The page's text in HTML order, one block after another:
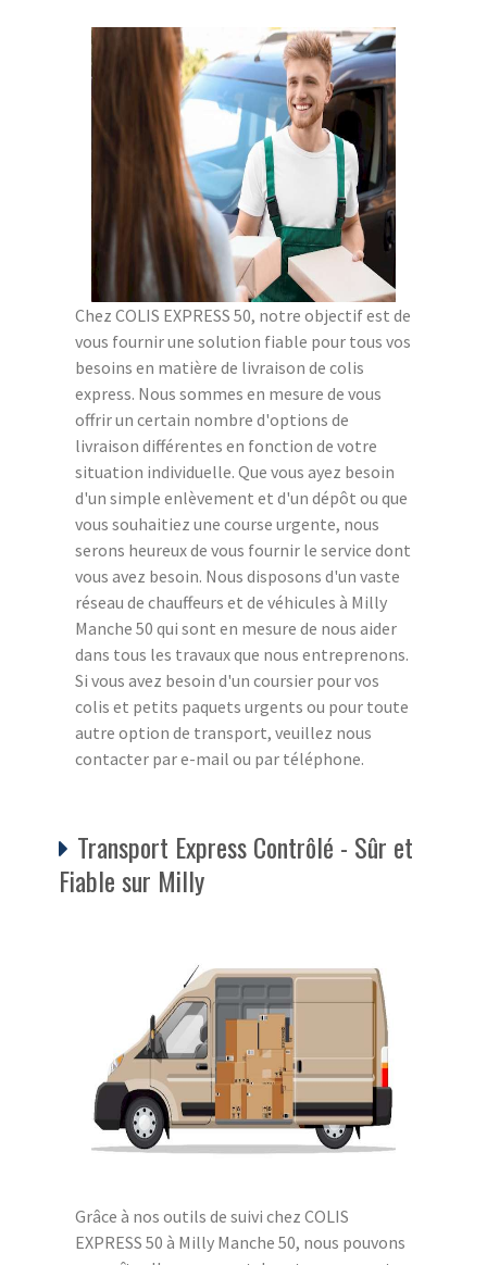
Chez COLIS EXPRESS 50, notre objectif est de
vous fournir une solution fiable pour tous vos
besoins en matière de livraison de colis
express. Nous sommes en mesure de vous
offrir un certain nombre d'options de
livraison différentes en fonction de votre
situation individuelle. Que vous ayez besoin
d'un simple enlèvement et d'un dépôt ou que
vous souhaitiez une course urgente, nous
serons heureux de vous fournir le service dont
vous avez besoin. Nous disposons d'un vaste
réseau de chauffeurs et de véhicules à Milly
Manche 50 qui sont en mesure de nous aider
dans tous les travaux que nous entreprenons.
Si vous avez besoin d'un coursier pour vos
colis et petits paquets urgents ou pour toute
autre option de transport, veuillez nous
contacter par e-mail ou par téléphone.
Transport Express Contrôlé - Sûr et
Fiable sur Milly
Grâce à nos outils de suivi chez COLIS
EXPRESS 50 à Milly Manche 50, nous pouvons